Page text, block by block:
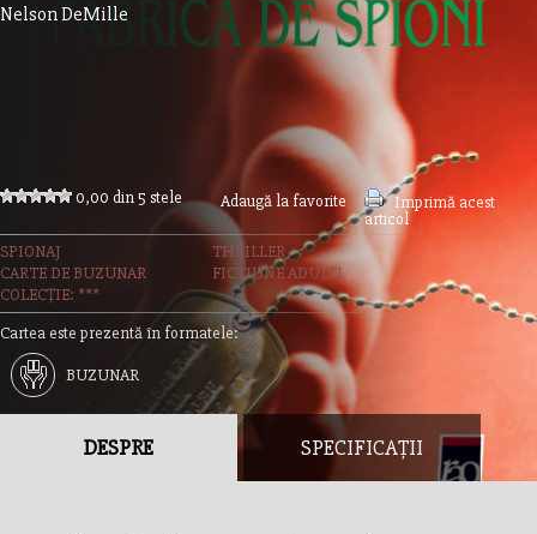
Nelson DeMille
0,00 din 5 stele Adaugă la favorite
Imprimă acest
articol
SPIONAJ
THRILLER
CARTE DE BUZUNAR
FICTIUNE ADULTI
COLECȚIE: ***
Cartea este prezentă în formatele:
BUZUNAR
DESPRE SPECIFICAȚII